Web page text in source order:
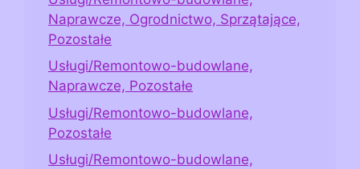
Naprawcze, Ogrodnictwo, Sprzątające,
Pozostałe
Usługi/Remontowo-budowlane,
Naprawcze, Pozostałe
Usługi/Remontowo-budowlane,
Pozostałe
Usługi/Remontowo-budowlane,